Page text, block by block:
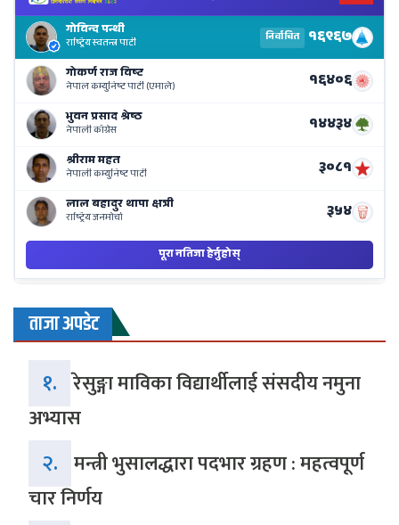
ताजा अपडेट
१. रेसुङ्गा माविका विद्यार्थीलाई संसदीय नमुना
अभ्यास
२. मन्त्री भुसालद्धारा पदभार ग्रहण : महत्वपूर्ण
चार निर्णय